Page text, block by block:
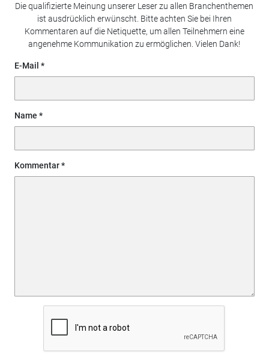
Die qualifizierte Meinung unserer Leser zu allen Branchenthemen
ist ausdrücklich erwünscht. Bitte achten Sie bei Ihren
Kommentaren auf die Netiquette, um allen Teilnehmern eine
angenehme Kommunikation zu ermöglichen. Vielen Dank!
E-Mail
Name
Kommentar